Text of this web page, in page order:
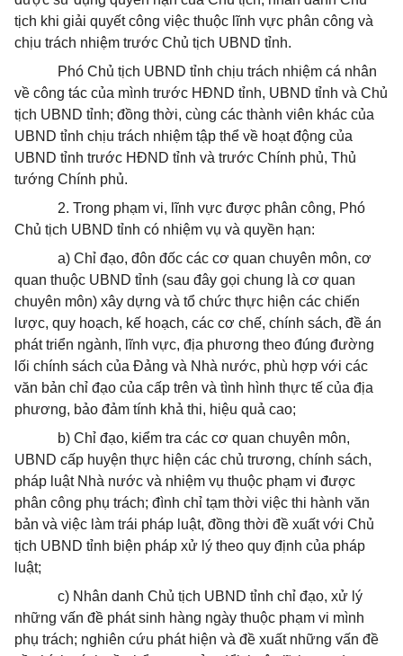
tịch khi giải quyết công việc thuộc lĩnh vực phân công và
chịu trách nhiệm trước Chủ tịch UBND tỉnh.
Phó Chủ tịch UBND tỉnh chịu trách nhiệm cá nhân
về công tác của mình trước HĐND tỉnh, UBND tỉnh và Chủ
tịch UBND tỉnh; đồng thời, cùng các thành viên khác của
UBND tỉnh chịu trách nhiệm tập thể về hoạt động của
UBND tỉnh trước HĐND tỉnh và trước Chính phủ, Thủ
tướng Chính phủ.
2. Trong phạm vi, lĩnh vực được phân công, Phó
Chủ tịch UBND tỉnh có nhiệm vụ và quyền hạn:
a) Chỉ đạo, đôn đốc các cơ quan chuyên môn, cơ
quan thuộc UBND tỉnh (sau đây gọi chung là cơ quan
chuyên môn) xây dựng và tổ chức thực hiện các chiến
lược, quy hoạch, kế hoạch, các cơ chế, chính sách, đề án
phát triển ngành, lĩnh vực, địa phương theo đúng đường
lối chính sách của Đảng và Nhà nước, phù hợp với các
văn bản chỉ đạo của cấp trên và tình hình thực tế của địa
phương, bảo đảm tính khả thi, hiệu quả cao;
b) Chỉ đạo, kiểm tra các cơ quan chuyên môn,
UBND cấp huyện thực hiện các chủ trương, chính sách,
pháp luật Nhà nước và nhiệm vụ thuộc phạm vi được
phân công phụ trách; đình chỉ tạm thời việc thi hành văn
bản và việc làm trái pháp luật, đồng thời đề xuất với Chủ
tịch UBND tỉnh biện pháp xử lý theo quy định của pháp
luật;
c) Nhân danh Chủ tịch UBND tỉnh chỉ đạo, xử lý
những vấn đề phát sinh hàng ngày thuộc phạm vi mình
phụ trách; nghiên cứu phát hiện và đề xuất những vấn đề